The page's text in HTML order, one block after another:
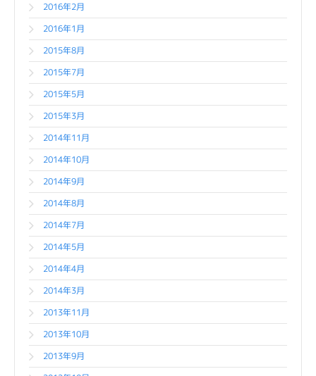
2016年2月
2016年1月
2015年8月
2015年7月
2015年5月
2015年3月
2014年11月
2014年10月
2014年9月
2014年8月
2014年7月
2014年5月
2014年4月
2014年3月
2013年11月
2013年10月
2013年9月